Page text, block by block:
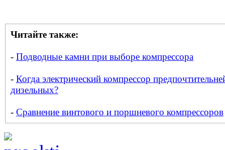
Читайте также:
- Подводные камни при выборе компрессора
- Когда электрический компрессор
дизельных?
- Сравнение винтового и поршневого компрессоров